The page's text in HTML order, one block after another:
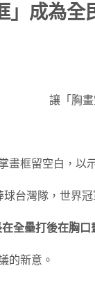
」成為全
讓「胸
畫框留空白，以
台灣隊，世界
全壘打後在胸口
的新意。